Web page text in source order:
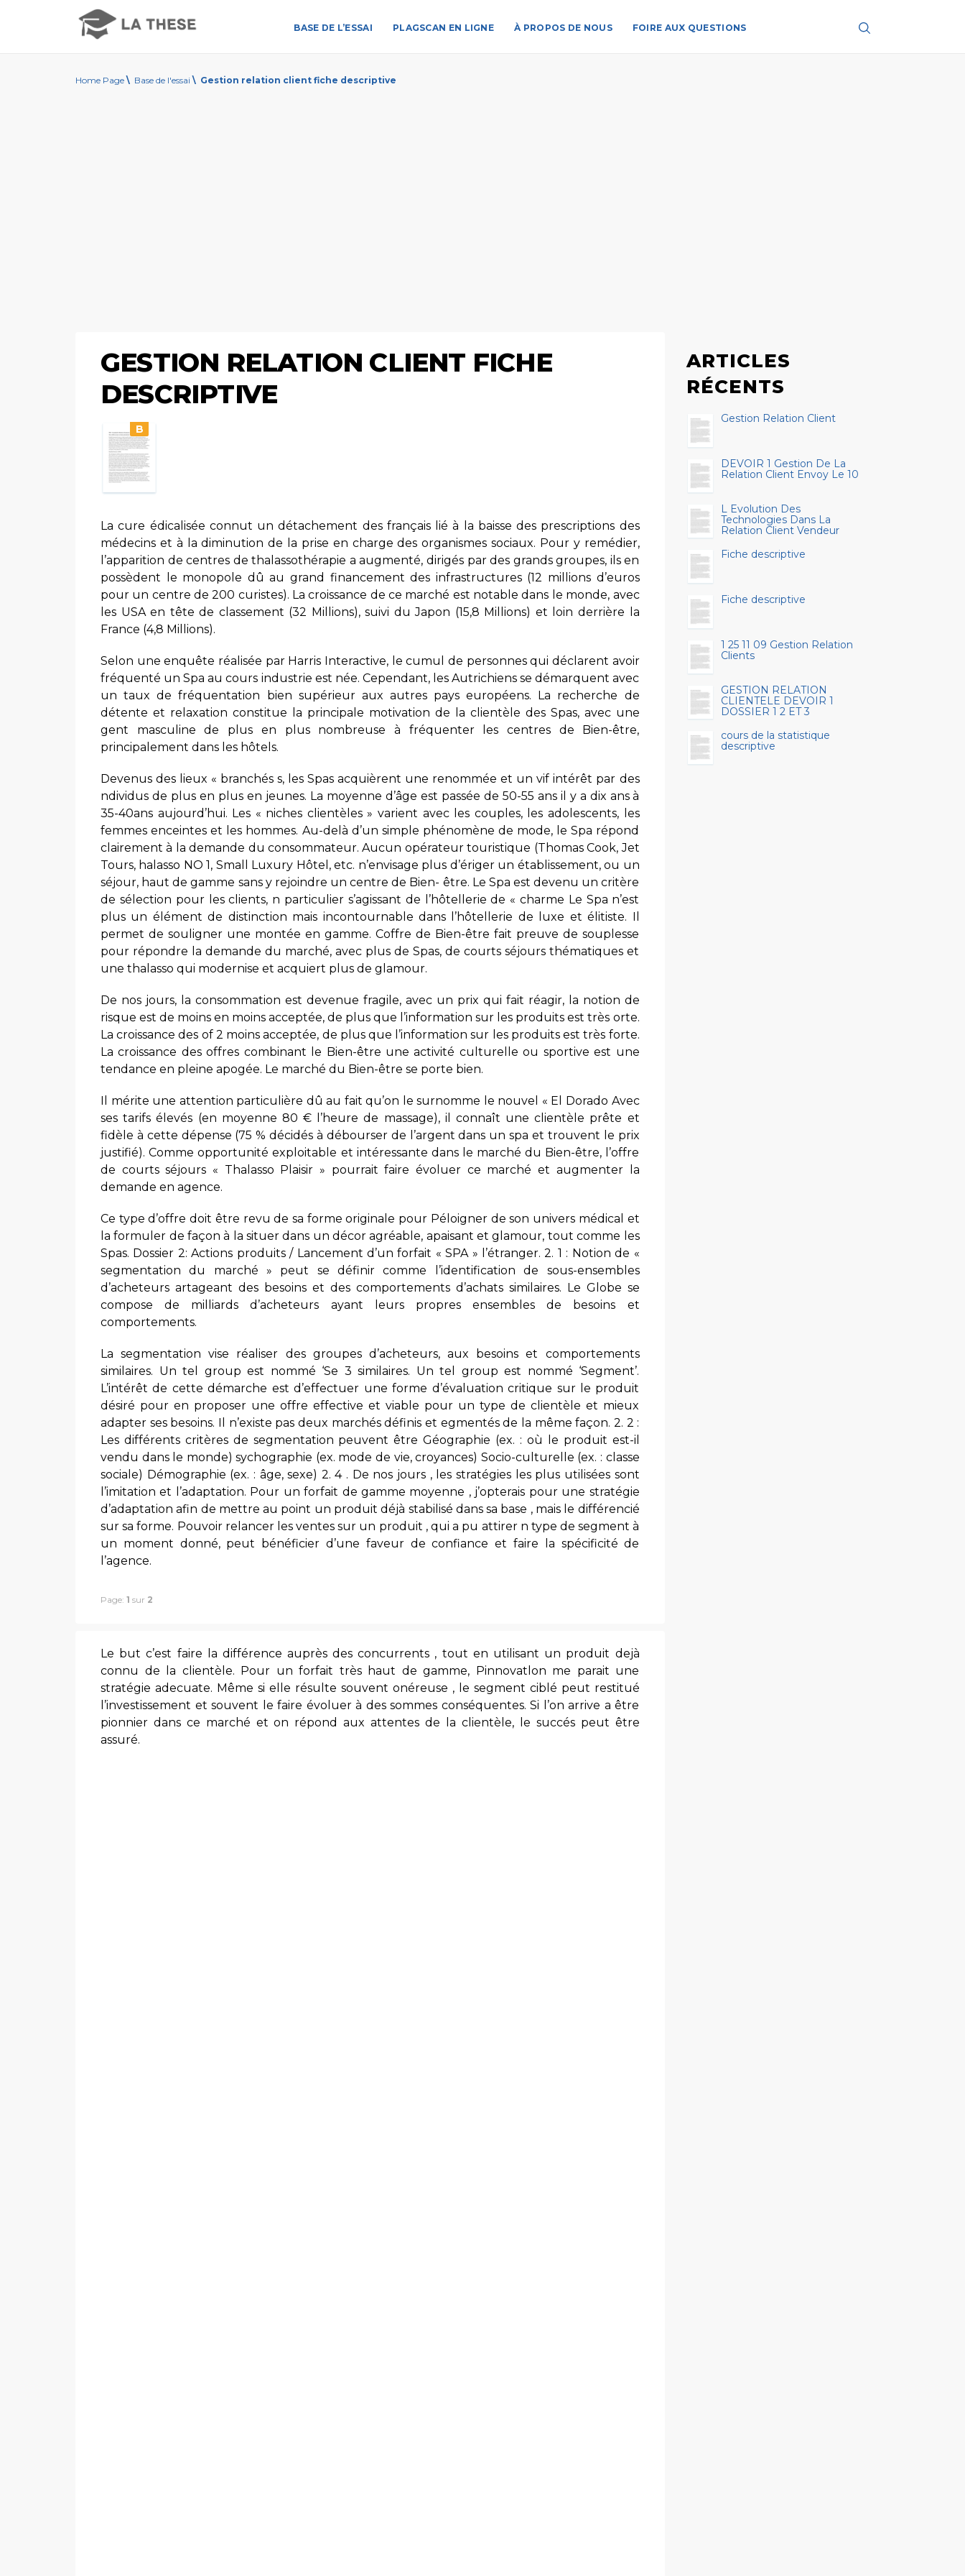
BASE DE L’ESSAI PLAGSCAN EN LIGNE À PROPOS DE NOUS FOIRE AUX QUESTIONS
Home Page \ Base de l'essai \ Gestion relation client fiche descriptive
GESTION RELATION CLIENT FICHE
DESCRIPTIVE
B
La cure édicalisée connut un détachement des français lié à la baisse des prescriptions des
médecins et à la diminution de la prise en charge des organismes sociaux. Pour y remédier,
l’apparition de centres de thalassothérapie a augmenté, dirigés par des grands groupes, ils en
possèdent le monopole dû au grand financement des infrastructures (12 millions d’euros
pour un centre de 200 curistes). La croissance de ce marché est notable dans le monde, avec
les USA en tête de classement (32 Millions), suivi du Japon (15,8 Millions) et loin derrière la
France (4,8 Millions).
Selon une enquête réalisée par Harris Interactive, le cumul de personnes qui déclarent avoir
fréquenté un Spa au cours industrie est née. Cependant, les Autrichiens se démarquent avec
un taux de fréquentation bien supérieur aux autres pays européens. La recherche de
détente et relaxation constitue la principale motivation de la clientèle des Spas, avec une
gent masculine de plus en plus nombreuse à fréquenter les centres de Bien-être,
principalement dans les hôtels.
Devenus des lieux « branchés s, les Spas acquièrent une renommée et un vif intérêt par des
ndividus de plus en plus en jeunes. La moyenne d’âge est passée de 50-55 ans il y a dix ans à
35-40ans aujourd’hui. Les « niches clientèles » varient avec les couples, les adolescents, les
femmes enceintes et les hommes. Au-delà d’un simple phénomène de mode, le Spa répond
clairement à la demande du consommateur. Aucun opérateur touristique (Thomas Cook, Jet
Tours, halasso NO 1, Small Luxury Hôtel, etc. n’envisage plus d’ériger un établissement, ou un
séjour, haut de gamme sans y rejoindre un centre de Bien- être. Le Spa est devenu un critère
de sélection pour les clients, n particulier s’agissant de l’hôtellerie de « charme Le Spa n’est
plus un élément de distinction mais incontournable dans l’hôtellerie de luxe et élitiste. Il
permet de souligner une montée en gamme. Coffre de Bien-être fait preuve de souplesse
pour répondre la demande du marché, avec plus de Spas, de courts séjours thématiques et
une thalasso qui modernise et acquiert plus de glamour.
De nos jours, la consommation est devenue fragile, avec un prix qui fait réagir, la notion de
risque est de moins en moins acceptée, de plus que l’information sur les produits est très orte.
La croissance des of 2 moins acceptée, de plus que l’information sur les produits est très forte.
La croissance des offres combinant le Bien-être une activité culturelle ou sportive est une
tendance en pleine apogée. Le marché du Bien-être se porte bien.
Il mérite une attention particulière dû au fait qu’on le surnomme le nouvel « El Dorado Avec
ses tarifs élevés (en moyenne 80 € l’heure de massage), il connaît une clientèle prête et
fidèle à cette dépense (75 % décidés à débourser de l’argent dans un spa et trouvent le prix
justifié). Comme opportunité exploitable et intéressante dans le marché du Bien-être, l’offre
de courts séjours « Thalasso Plaisir » pourrait faire évoluer ce marché et augmenter la
demande en agence.
Ce type d’offre doit être revu de sa forme originale pour Péloigner de son univers médical et
la formuler de façon à la situer dans un décor agréable, apaisant et glamour, tout comme les
Spas. Dossier 2: Actions produits / Lancement d’un forfait « SPA » l’étranger. 2. 1 : Notion de «
segmentation du marché » peut se définir comme l’identification de sous-ensembles
d’acheteurs artageant des besoins et des comportements d’achats similaires. Le Globe se
compose de milliards d’acheteurs ayant leurs propres ensembles de besoins et
comportements.
La segmentation vise réaliser des groupes d’acheteurs, aux besoins et comportements
similaires. Un tel group est nommé ‘Se 3 similaires. Un tel group est nommé ‘Segment’.
L’intérêt de cette démarche est d’effectuer une forme d’évaluation critique sur le produit
désiré pour en proposer une offre effective et viable pour un type de clientèle et mieux
adapter ses besoins. Il n’existe pas deux marchés définis et egmentés de la même façon. 2. 2 :
Les différents critères de segmentation peuvent être Géographie (ex. : où le produit est-il
vendu dans le monde) sychographie (ex. mode de vie, croyances) Socio-culturelle (ex. : classe
sociale) Démographie (ex. : âge, sexe) 2. 4 . De nos jours , les stratégies les plus utilisées sont
l’imitation et l’adaptation. Pour un forfait de gamme moyenne , j’opterais pour une stratégie
d’adaptation afin de mettre au point un produit déjà stabilisé dans sa base , mais le différencié
sur sa forme. Pouvoir relancer les ventes sur un produit , qui a pu attirer n type de segment à
un moment donné, peut bénéficier d’une faveur de confiance et faire la spécificité de
l’agence.
Page: 1 sur 2
Le but c’est faire la différence auprès des concurrents , tout en utilisant un produit dejà
connu de la clientèle. Pour un forfait très haut de gamme, Pinnovatlon me parait une
stratégie adecuate. Même si elle résulte souvent onéreuse , le segment ciblé peut restitué
l’investissement et souvent le faire évoluer à des sommes conséquentes. Si l’on arrive a être
pionnier dans ce marché et on répond aux attentes de la clientèle, le succés peut être
assuré.
ARTICLES
RÉCENTS
Gestion Relation Client
DEVOIR 1 Gestion De La
Relation Client Envoy Le 10
L Evolution Des
Technologies Dans La
Relation Client Vendeur
Fiche descriptive
Fiche descriptive
1 25 11 09 Gestion Relation
Clients
GESTION RELATION
CLIENTELE DEVOIR 1
DOSSIER 1 2 ET 3
cours de la statistique
descriptive